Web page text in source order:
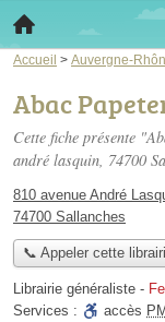
Accueil > Auvergne-
Abac
Cette fiche présente
andré lasquin, 74700
810 avenue André
74700 Sallanches
📞 Appeler cette
Librairie généraliste -
Services :
accès